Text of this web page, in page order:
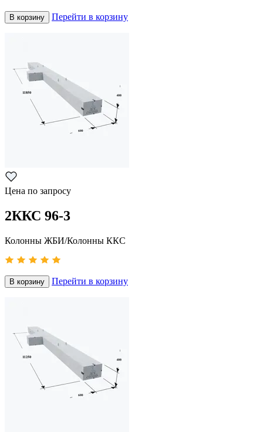
В корзину Перейти в корзину
Цена по запросу
2ККС 96-3
Колонны ЖБИ/Колонны ККС
В корзину Перейти в корзину